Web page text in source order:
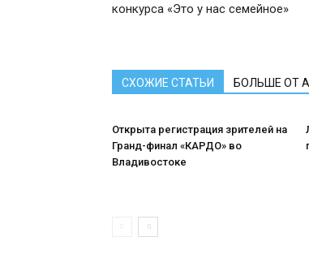
конкурса «Это у нас семейное»
СХОЖИЕ СТАТЬИ БОЛЬШЕ ОТ
Открыта регистрация зрителей на
Гранд-финал «КАРДО» во
Владивостоке